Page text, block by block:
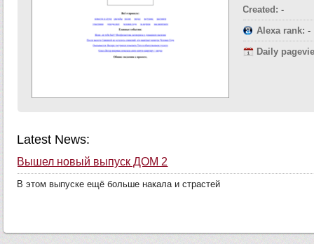
Created: -
Alexa rank: -
Daily
Latest News:
Вышел новый выпуск ДОМ 2
В этом выпуске ещё больше накала и страстей